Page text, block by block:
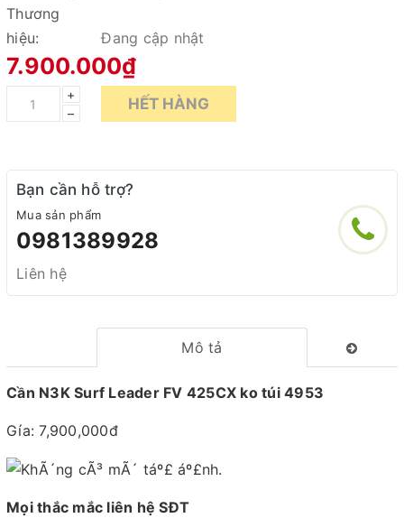
Thương
hiệu:
Đang cập nhật
7.900.000₫
+
–
HẾT HÀNG
Bạn cần hỗ trợ?
Mua sản phẩm
0981389928
Liên hệ
Mô tả
Cần N3K Surf Leader FV 425CX ko túi 4953
Gía: 7,900,000đ
Mọi thắc mắc liên hệ SĐT